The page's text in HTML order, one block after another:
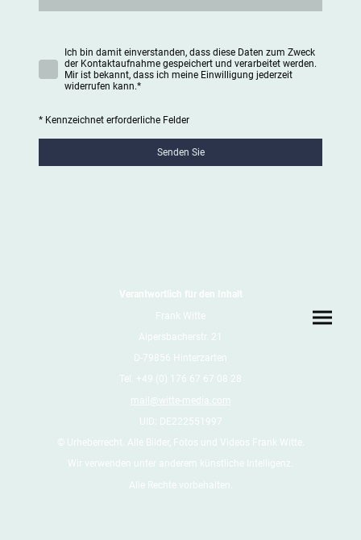
Ich bin damit einverstanden, dass diese Daten zum Zweck
der Kontaktaufnahme gespeichert und verarbeitet werden.
Mir ist bekannt, dass ich meine Einwilligung jederzeit
widerrufen kann.*
* Kennzeichnet erforderliche Felder
Senden Sie
Verantwortlich für den Inhalt
Frank Witte
Alpersbacherstr. 21
D-79856 Hinterzarten
Tel. +49 (0) 176 67 67 08 28
mail@witte-media.com
UID: DE222551997
© Urheberrecht. Alle Bilder, Fotos und Videos Frank Witte.
Wir verwenden unter anderem künstliche Intelligenz.
Alle Rechte vorbehalten.